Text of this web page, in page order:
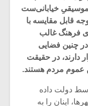
خیابانی‌ست
قابل مقایسه با
فرهنگ غالب
چنین فضایی
دارند، در حقیقت
عموم مردم هستند.
دولت داده
اینان را به